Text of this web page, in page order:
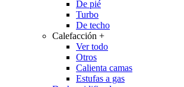
De pié
Turbo
De techo
Calefacción +
Ver todo
Otros
Calienta camas
Estufas a gas